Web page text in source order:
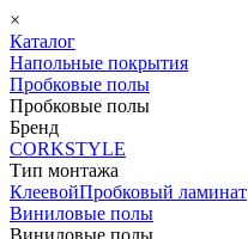
×
Каталог
Напольные покрытия
Пробковые полы
Пробковые полы
Бренд
CORKSTYLE
Тип монтажа
КлеевойПробковый ламинат
Виниловые полы
Виниловые полы